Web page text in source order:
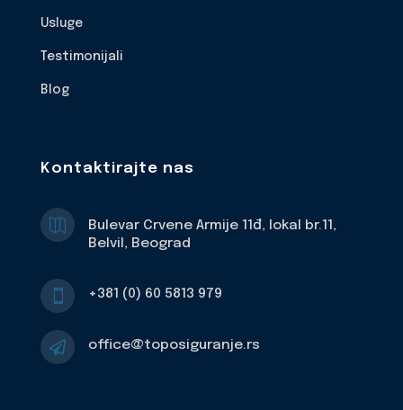
Usluge
Testimonijali
Blog
Kontaktirajte nas

Bulevar Crvene Armije 11đ, lokal br.11,
Belvil, Beograd
 +381 (0) 60 5813 979
 office@toposiguranje.rs